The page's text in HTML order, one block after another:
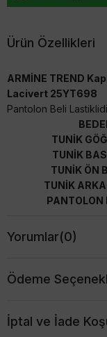
Ürün Özellikleri
ARMİNE TREND
Lacivert 25YT698
Pantolon Beli
TUNİK
TUNİK
TUNİK ÖN
TUNİK
PANTOLON
Yorumlar(0)
Ödeme
İptal ve İade